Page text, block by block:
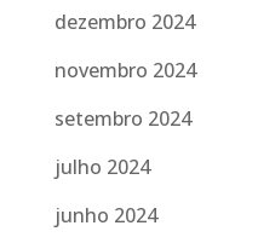
dezembro 2024
novembro 2024
setembro 2024
julho 2024
junho 2024